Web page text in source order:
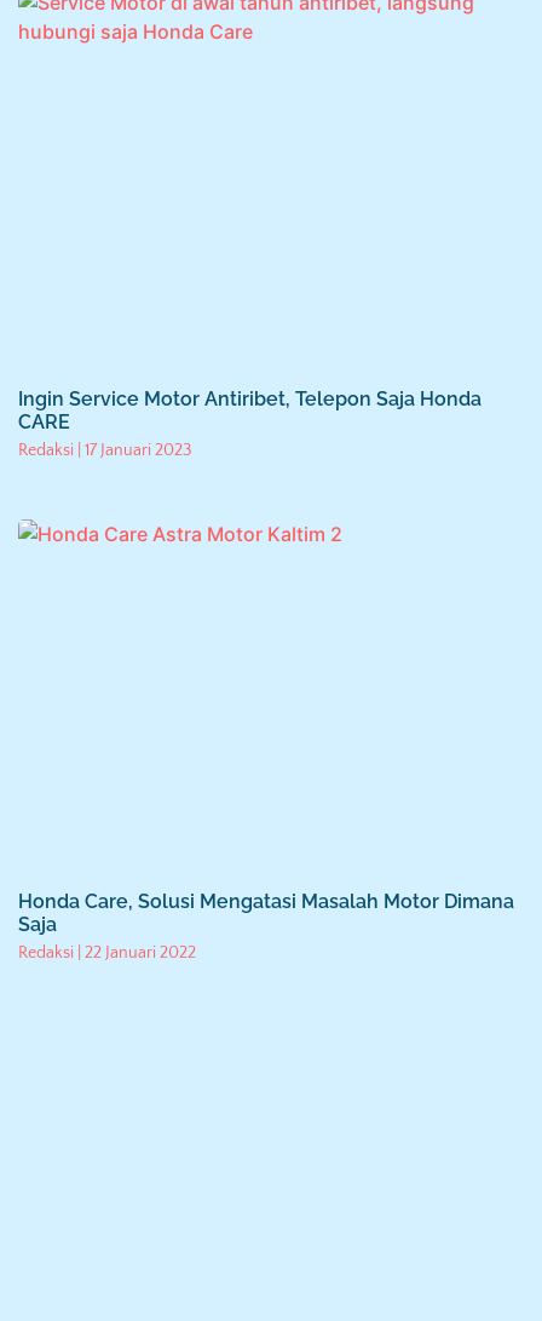
Ingin Service Motor Antiribet, Telepon Saja Honda
CARE
Redaksi 17 Januari 2023
Honda Care, Solusi Mengatasi Masalah Motor Dimana
Saja
Redaksi 22 Januari 2022